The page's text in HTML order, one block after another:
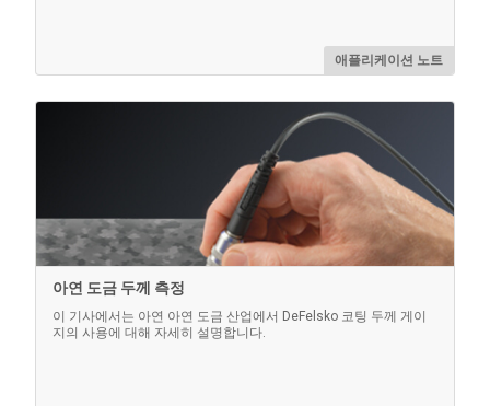
애플리케이션 노트
아연 도금 두께 측정
이 기사에서는 아연 아연 도금 산업에서 DeFelsko 코팅 두께 게이
지의 사용에 대해 자세히 설명합니다.